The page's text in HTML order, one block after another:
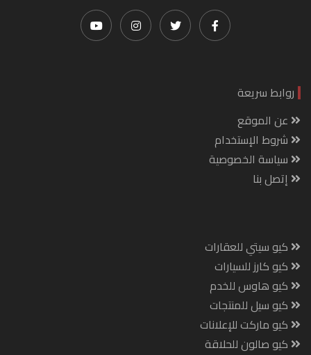
روابط سريعة
عن الموقع
شروط الإستخدام
سياسة الخصوصية
إتصل بنا
كيو سيتي للعقارات
كيو كارز للسيارات
كيو هاوس للخدم
كيو سيل للمنتجات
كيو ماركت للإعلانات
كيو صالون للحلاقة